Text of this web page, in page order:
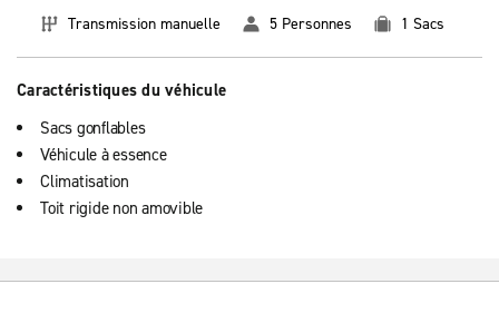
Transmission manuelle 5 Personnes 1 Sacs
Caractéristiques du véhicule
Sacs gonflables
Véhicule à essence
Climatisation
Toit rigide non amovible